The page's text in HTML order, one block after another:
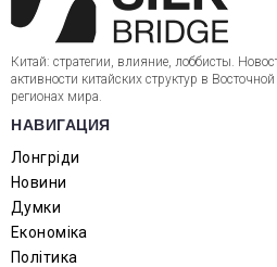
Китай: стратегии, влияние, лоббисты.
активности китайских структур в
регионах мира.
НАВИГАЦИЯ
Лонгріди
Новини
Думки
Економіка
Політика